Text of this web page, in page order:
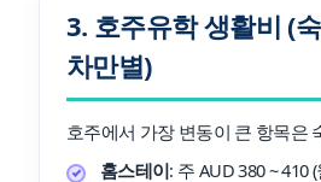
3. 호주유학 생활비 (
차만별)
호주에서 가장 변동이 큰 항목은
홈스테이: 주 AUD 380 ~ 410